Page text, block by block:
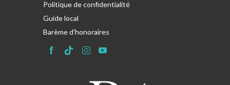
Politique de confidentialité
Guide local
Barème d'honoraires